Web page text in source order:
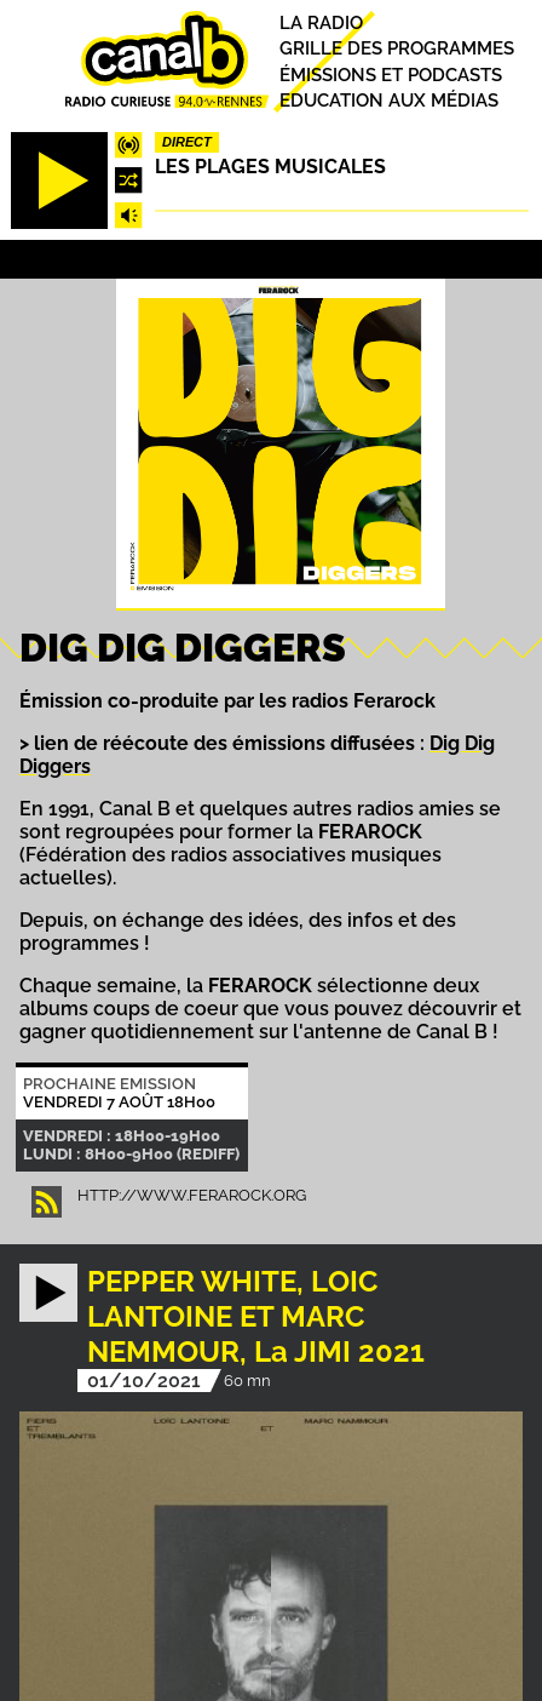
DIRECT
LES PLAGES MUSICALES
Principal
LA RADIO
GRILLE DES PROGRAMMES
ÉMISSIONS ET PODCASTS
EDUCATION AUX MÉDIAS
DIG DIG DIGGERS
Émission co-produite par les radios Ferarock
> lien de réécoute des émissions diffusées : Dig Dig
Diggers
En 1991, Canal B et quelques autres radios amies se
sont regroupées pour former la FERAROCK
(Fédération des radios associatives musiques
actuelles).
Depuis, on échange des idées, des infos et des
programmes !
Chaque semaine, la FERAROCK sélectionne deux
albums coups de coeur que vous pouvez découvrir et
gagner quotidiennement sur l'antenne de Canal B !
PROCHAINE EMISSION
VENDREDI 7 AOÛT 18H00
VENDREDI : 18H00-19H00
LUNDI : 8H00-9H00 (REDIFF)
HTTP://WWW.FERAROCK.ORG
PEPPER WHITE, LOIC
LANTOINE ET MARC
NEMMOUR, La JIMI 2021
01/10/2021 60 mn